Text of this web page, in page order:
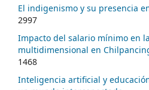
El indigenismo y su presencia
2997
Impacto del salario mínimo en
multidimensional en
1468
Inteligencia artificial y